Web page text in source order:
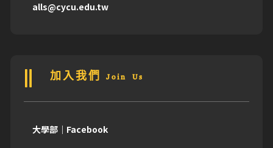
alls@cycu.edu.tw
加入我們 Join Us
大學部｜Facebook